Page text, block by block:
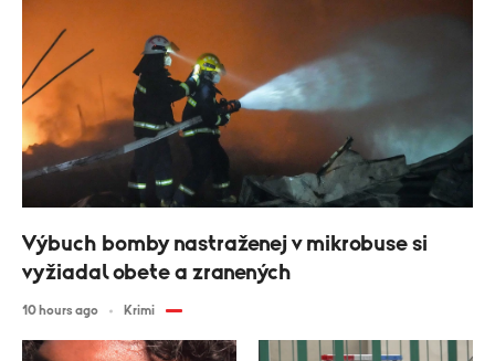
Výbuch bomby nastraženej v mikrobuse si
vyžiadal obete a zranených
10 hours ago Krimi